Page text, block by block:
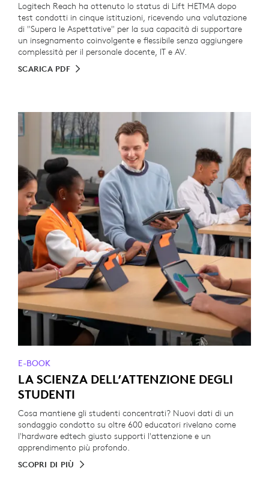
Logitech Reach ha ottenuto lo status di Lift HETMA dopo
test condotti in cinque istituzioni, ricevendo una valutazione
di "Supera le Aspettative" per la sua capacità di supportare
un insegnamento coinvolgente e flessibile senza aggiungere
complessità per il personale docente, IT e AV.
SCARICA PDF
E-BOOK
LA SCIENZA DELL’ATTENZIONE DEGLI
STUDENTI
Cosa mantiene gli studenti concentrati? Nuovi dati di un
sondaggio condotto su oltre 600 educatori rivelano come
l'hardware edtech giusto supporti l'attenzione e un
apprendimento più profondo.
SCOPRI DI PIÙ